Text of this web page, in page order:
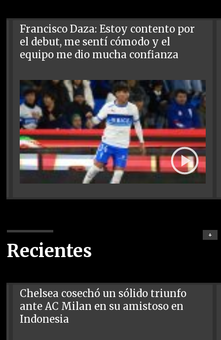
Francisco Daza: Estoy contento por
el debut, me sentí cómodo y el
equipo me dio mucha confianza
Recientes
+
Chelsea cosechó un sólido triunfo
ante AC Milan en su amistoso en
Indonesia